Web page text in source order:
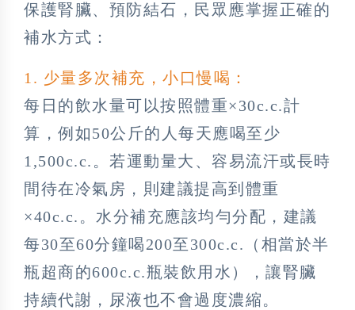
保護腎臟、預防結石，民眾應掌握正確的
補水方式：
1. 少量多次補充，小口慢喝：
每日的飲水量可以按照體重×30c.c.計
算，例如50公斤的人每天應喝至少
1,500c.c.。若運動量大、容易流汗或長時
間待在冷氣房，則建議提高到體重
×40c.c.。水分補充應該均勻分配，建議
每30至60分鐘喝200至300c.c.（相當於半
瓶超商的600c.c.瓶裝飲用水），讓腎臟
持續代謝，尿液也不會過度濃縮。